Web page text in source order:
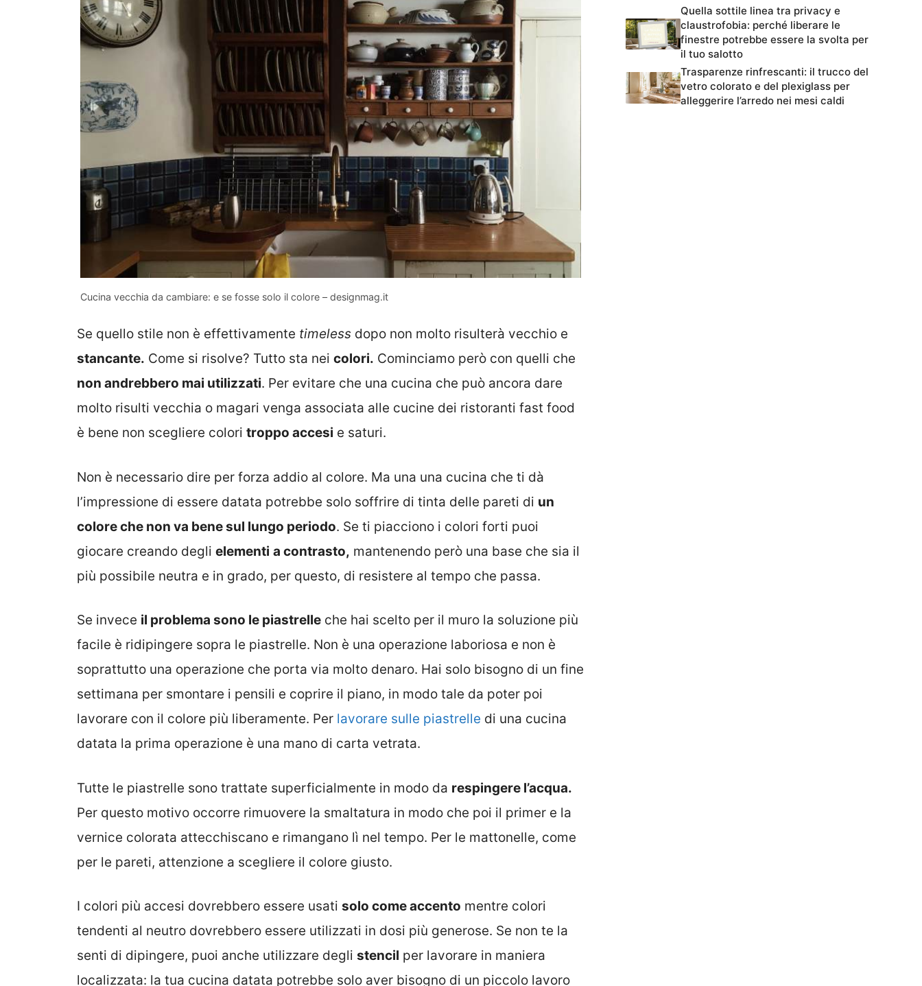
Cucina vecchia da cambiare: e se fosse solo il colore – designmag.it
Se quello stile non è effettivamente timeless dopo non molto risulterà vecchio e
stancante. Come si risolve? Tutto sta nei colori. Cominciamo però con quelli che
non andrebbero mai utilizzati. Per evitare che una cucina che può ancora dare
molto risulti vecchia o magari venga associata alle cucine dei ristoranti fast food
è bene non scegliere colori troppo accesi e saturi.
Non è necessario dire per forza addio al colore. Ma una una cucina che ti dà
l’impressione di essere datata potrebbe solo soffrire di tinta delle pareti di un
colore che non va bene sul lungo periodo. Se ti piacciono i colori forti puoi
giocare creando degli elementi a contrasto, mantenendo però una base che sia il
più possibile neutra e in grado, per questo, di resistere al tempo che passa.
Se invece il problema sono le piastrelle che hai scelto per il muro la soluzione più
facile è ridipingere sopra le piastrelle. Non è una operazione laboriosa e non è
soprattutto una operazione che porta via molto denaro. Hai solo bisogno di un fine
settimana per smontare i pensili e coprire il piano, in modo tale da poter poi
lavorare con il colore più liberamente. Per lavorare sulle piastrelle di una cucina
datata la prima operazione è una mano di carta vetrata.
Tutte le piastrelle sono trattate superficialmente in modo da respingere l’acqua.
Per questo motivo occorre rimuovere la smaltatura in modo che poi il primer e la
vernice colorata attecchiscano e rimangano lì nel tempo. Per le mattonelle, come
per le pareti, attenzione a scegliere il colore giusto.
I colori più accesi dovrebbero essere usati solo come accento mentre colori
tendenti al neutro dovrebbero essere utilizzati in dosi più generose. Se non te la
senti di dipingere, puoi anche utilizzare degli stencil per lavorare in maniera
localizzata: la tua cucina datata potrebbe solo aver bisogno di un piccolo lavoro
Quella sottile linea tra privacy e
claustrofobia: perché liberare le
finestre potrebbe essere la svolta per
il tuo salotto
Trasparenze rinfrescanti: il trucco del
vetro colorato e del plexiglass per
alleggerire l’arredo nei mesi caldi